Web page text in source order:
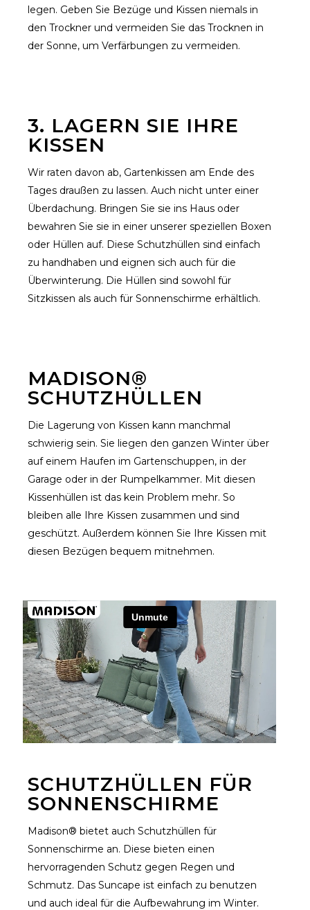
legen. Geben Sie Bezüge und Kissen niemals in
den Trockner und vermeiden Sie das Trocknen in
der Sonne, um Verfärbungen zu vermeiden.
3. LAGERN SIE IHRE
KISSEN
Wir raten davon ab, Gartenkissen am Ende des
Tages draußen zu lassen. Auch nicht unter einer
Überdachung. Bringen Sie sie ins Haus oder
bewahren Sie sie in einer unserer speziellen Boxen
oder Hüllen auf. Diese Schutzhüllen sind einfach
zu handhaben und eignen sich auch für die
Überwinterung. Die Hüllen sind sowohl für
Sitzkissen als auch für Sonnenschirme erhältlich.
MADISON®
SCHUTZHÜLLEN
Die Lagerung von Kissen kann manchmal
schwierig sein. Sie liegen den ganzen Winter über
auf einem Haufen im Gartenschuppen, in der
Garage oder in der Rumpelkammer. Mit diesen
Kissenhüllen ist das kein Problem mehr. So
bleiben alle Ihre Kissen zusammen und sind
geschützt. Außerdem können Sie Ihre Kissen mit
diesen Bezügen bequem mitnehmen.
SCHUTZHÜLLEN FÜR
SONNENSCHIRME
Madison® bietet auch Schutzhüllen für
Sonnenschirme an. Diese bieten einen
hervorragenden Schutz gegen Regen und
Schmutz. Das Suncape ist einfach zu benutzen
und auch ideal für die Aufbewahrung im Winter.